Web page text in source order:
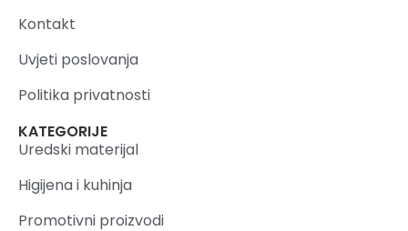
Kontakt
Uvjeti poslovanja
Politika privatnosti
KATEGORIJE
Uredski materijal
Higijena i kuhinja
Promotivni proizvodi